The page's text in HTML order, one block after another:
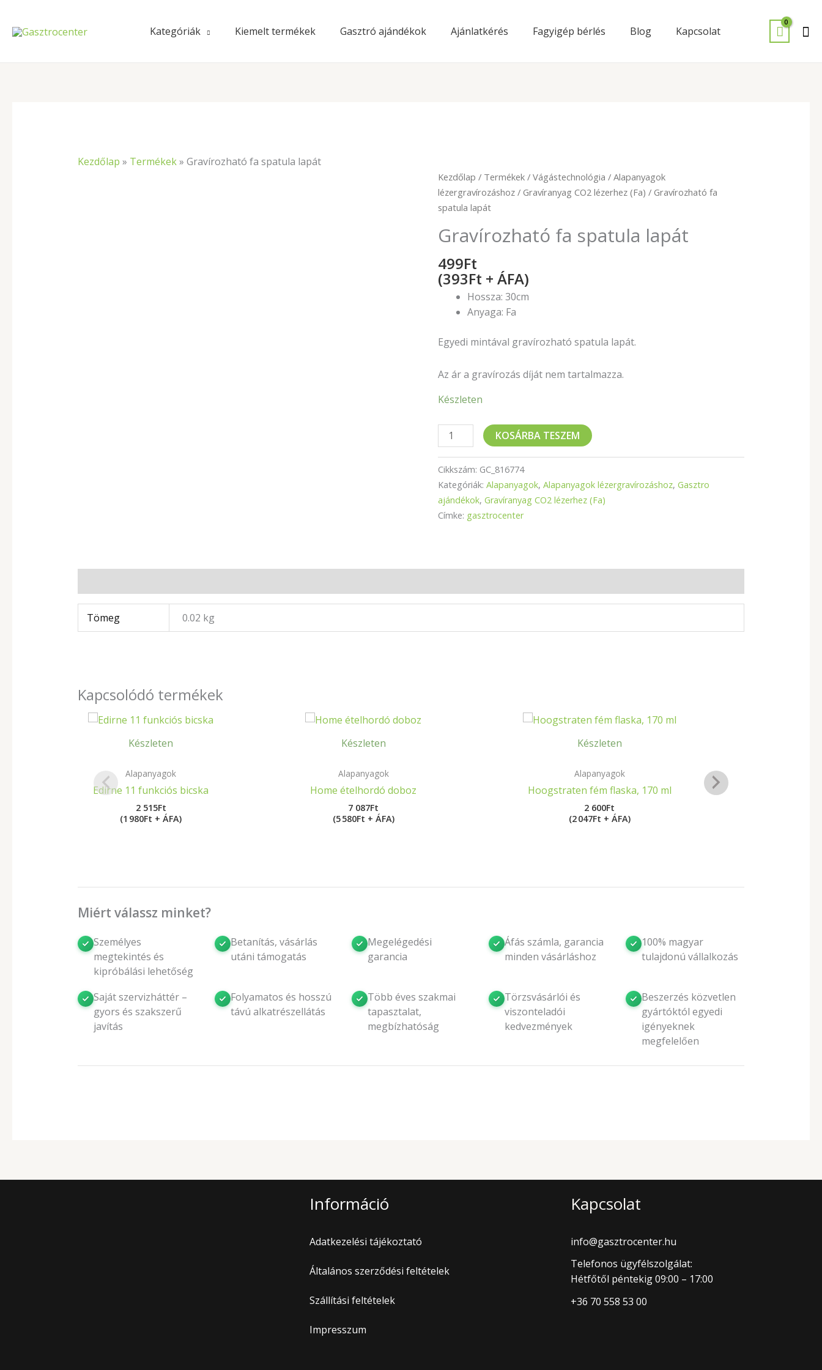
content
Kategóriák Kiemelt termékek Gasztró ajándékok Ajánlatkérés Fagyigép bérlés Blog Kapcsolat
Kezdőlap » Termékek» Gravírozható fa spatula lapát
Kezdőlap / Termékek/ Vágástechnológia / Alapanyagok
lézergravírozáshoz/ Gravíranyag CO2 lézerhez (Fa) / Gravírozható fa
spatula lapát
Gravírozható fa spatula lapát
499Ft
(393Ft + ÁFA)
Hossza: 30cm
Anyaga: Fa
Egyedi mintával gravírozható spatula lapát.
Az ár a gravírozás díját nem tartalmazza.
Készleten
Gravírozható
fa
spatula
mennyiség
KOSÁRBA TESZEM
Cikkszám: GC_816774
Kategóriák: Alapanyagok, Alapanyagok lézergravírozáshoz, Gasztro
ajándékok, Gravíranyag CO2 lézerhez (Fa)
Címke: gasztrocenter
Tömeg 0.02 kg
Kapcsolódó termékek
Készleten
Alapanyagok
Edirne 11 funkciós bicska
2 515Ft
(1 980Ft + ÁFA)
Készleten
Alapanyagok
Home ételhordó doboz
7 087Ft
(5 580Ft + ÁFA)
Készleten
Alapanyagok
Hoogstraten fém flaska, 170 ml
2 600Ft
(2 047Ft + ÁFA)
Miért válassz minket?
Személyes
megtekintés és
kipróbálási lehetőség
Betanítás, vásárlás
utáni támogatás
Megelégedési
garancia
Áfás számla, garancia
minden vásárláshoz
100% magyar
tulajdonú vállalkozás
Saját szervizháttér –
gyors és szakszerű
javítás
Folyamatos és hosszú
távú alkatrészellátás
Több éves szakmai
tapasztalat,
megbízhatóság
Törzsvásárlói és
viszonteladói
kedvezmények
Beszerzés közvetlen
gyártóktól egyedi
igényeknek
megfelelően
Információ
Adatkezelési tájékoztató
Általános szerződési feltételek
Szállítási feltételek
Impresszum
Kapcsolat
info@gasztrocenter.hu
Telefonos ügyfélszolgálat:
Hétfőtől péntekig 09:00 – 17:00
+36 70 558 53 00